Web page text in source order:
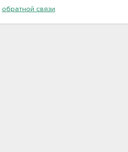
обратной связи